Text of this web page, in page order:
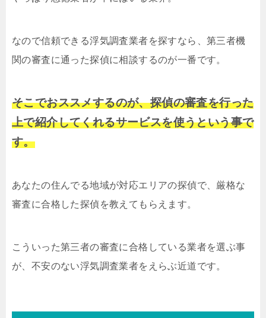
なので信頼できる浮気調査業者を探すなら、第三者機
関の審査に通った探偵に相談するのが一番です。
そこでおススメするのが、探偵の審査を行った
上で紹介してくれるサービスを使うという事で
す。
あなたの住んでる地域が対応エリアの探偵で、厳格な
審査に合格した探偵を教えてもらえます。
こういった第三者の審査に合格している業者を選ぶ事
が、不安のない浮気調査業者をえらぶ近道です。